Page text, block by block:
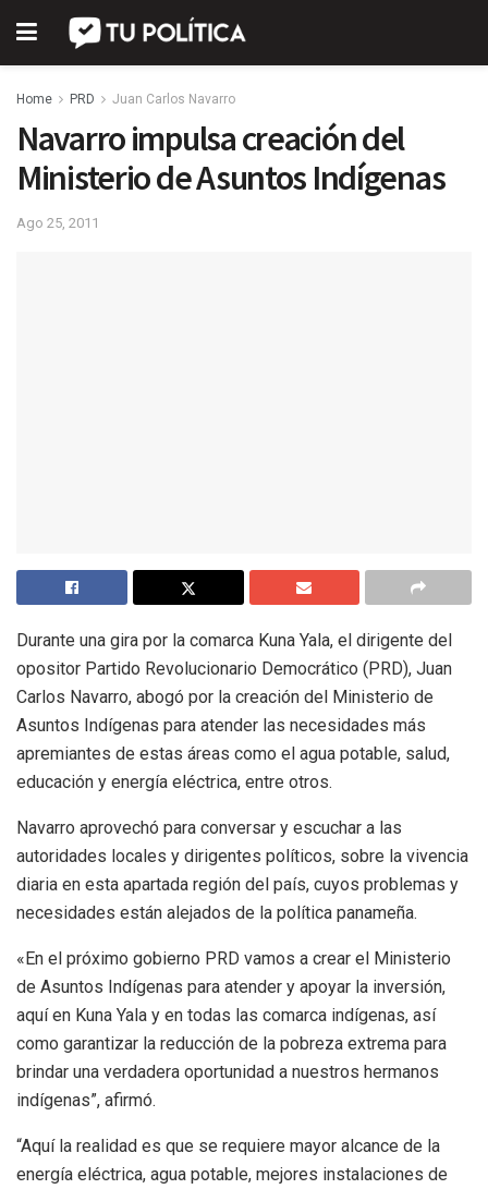
Home PRD Juan Carlos Navarro
Navarro impulsa creación del
Ministerio de Asuntos Indígenas
Ago 25, 2011
Durante una gira por la comarca Kuna Yala, el dirigente del
opositor Partido Revolucionario Democrático (PRD), Juan
Carlos Navarro, abogó por la creación del Ministerio de
Asuntos Indígenas para atender las necesidades más
apremiantes de estas áreas como el agua potable, salud,
educación y energía eléctrica, entre otros.
Navarro aprovechó para conversar y escuchar a las
autoridades locales y dirigentes políticos, sobre la vivencia
diaria en esta apartada región del país, cuyos problemas y
necesidades están alejados de la política panameña.
«En el próximo gobierno PRD vamos a crear el Ministerio
de Asuntos Indígenas para atender y apoyar la inversión,
aquí en Kuna Yala y en todas las comarca indígenas, así
como garantizar la reducción de la pobreza extrema para
brindar una verdadera oportunidad a nuestros hermanos
indígenas”, afirmó.
“Aquí la realidad es que se requiere mayor alcance de la
energía eléctrica, agua potable, mejores instalaciones de